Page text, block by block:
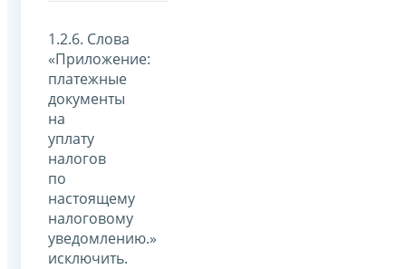
1.2.6. Слова
«Приложение:
платежные
документы
на
уплату
налогов
по
настоящему
налоговому
уведомлению.»
исключить.